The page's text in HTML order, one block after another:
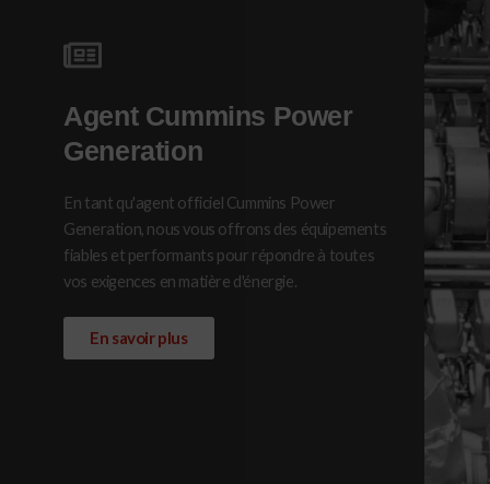
Agent Cummins Power
Generation
En tant qu'agent officiel Cummins Power
Generation, nous vous offrons des équipements
fiables et performants pour répondre à toutes
vos exigences en matière d'énergie.
En savoir plus